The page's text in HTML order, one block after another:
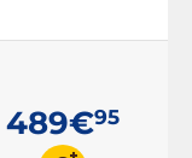
autoscatto
touch
489€95